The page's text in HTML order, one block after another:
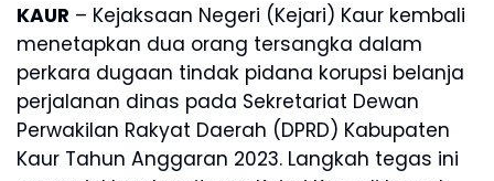
KAUR – Kejaksaan Negeri (Kejari) Kaur kembali
menetapkan dua orang tersangka dalam
perkara dugaan tindak pidana korupsi belanja
perjalanan dinas pada Sekretariat Dewan
Perwakilan Rakyat Daerah (DPRD) Kabupaten
Kaur Tahun Anggaran 2023. Langkah tegas ini